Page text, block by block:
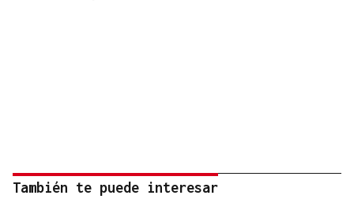
También te puede interesar